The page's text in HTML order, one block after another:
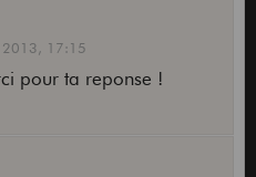
2013, 17:15
pour ta reponse !